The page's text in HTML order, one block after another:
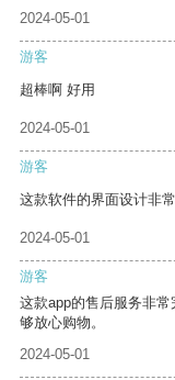
2024-05-01
游客
超棒啊 好用
2024-05-01
游客
这款软件的界面设计非
2024-05-01
游客
这款app的售后服务非
够放心购物。
2024-05-01